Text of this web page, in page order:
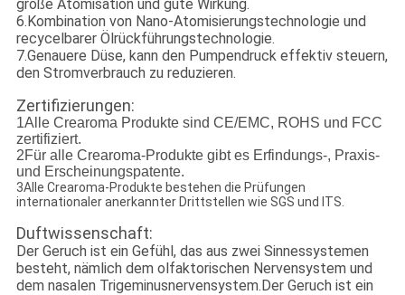
große Atomisation und gute Wirkung.
6.Kombination von Nano-Atomisierungstechnologie und
recycelbarer Ölrückführungstechnologie.
7.Genauere Düse, kann den Pumpendruck effektiv steuern,
den Stromverbrauch zu reduzieren.
Zertifizierungen:
1Alle Crearoma Produkte sind CE/EMC, ROHS und FCC
zertifiziert.
2Für alle Crearoma-Produkte gibt es Erfindungs-, Praxis-
und Erscheinungspatente.
3Alle Crearoma-Produkte bestehen die Prüfungen
internationaler anerkannter Drittstellen wie SGS und ITS.
Duftwissenschaft:
Der Geruch ist ein Gefühl, das aus zwei Sinnessystemen
besteht, nämlich dem olfaktorischen Nervensystem und
dem nasalen Trigeminusnervensystem.Der Geruch ist ein